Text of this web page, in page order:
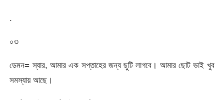
.
০৩
ডেমন= স্যার, আমার এক সপ্তাহের জন্য ছুটি লাগবে। আমার ছোট ভাই খুব
সমস্যায় আছে।